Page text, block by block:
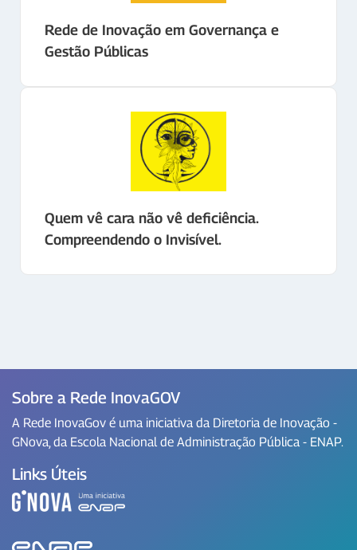
Rede de Inovação em Governança e
Gestão Públicas
Quem vê cara não vê deficiência.
Compreendendo o Invisível.
Sobre a Rede InovaGOV
A Rede InovaGov é uma iniciativa da Diretoria de Inovação -
GNova, da Escola Nacional de Administração Pública - ENAP.
Links Úteis